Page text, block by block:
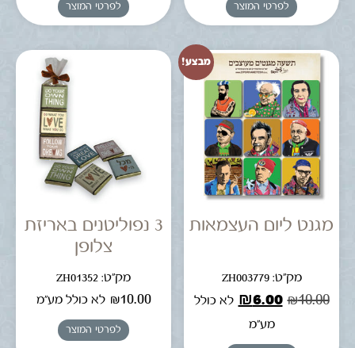
לפרטי המוצר לפרטי המוצר
מבצע!
מגנט ליום העצמאות
מק"ט: ZH003779
₪10.00
₪6.00
לא כולל
מע"מ
3 נפוליטנים באריזת
צלופן
מק"ט: ZH01352
₪10.00 לא כולל מע"מ
לפרטי המוצר